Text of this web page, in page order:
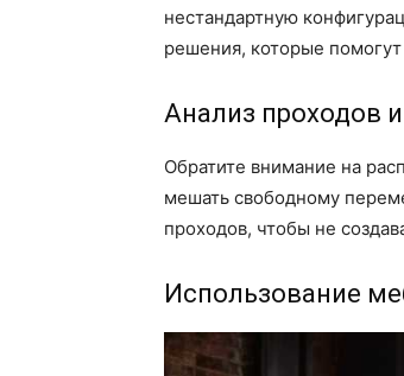
нестандартную
решения, которые
Анализ проходов
Обратите внимание на
мешать свободному
проходов, чтобы не
Использование